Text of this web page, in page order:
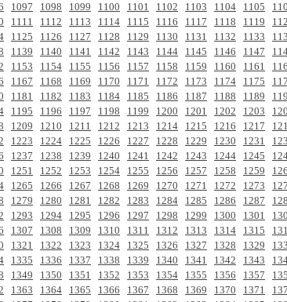
1097 1098 1099 1100 1101 1102 1103 1104 1105
1111 1112 1113 1114 1115 1116 1117 1118 1119
1125 1126 1127 1128 1129 1130 1131 1132 1133
1139 1140 1141 1142 1143 1144 1145 1146 1147
1153 1154 1155 1156 1157 1158 1159 1160 1161
1167 1168 1169 1170 1171 1172 1173 1174 1175
1181 1182 1183 1184 1185 1186 1187 1188 1189
1195 1196 1197 1198 1199 1200 1201 1202 1203
1209 1210 1211 1212 1213 1214 1215 1216 1217
1223 1224 1225 1226 1227 1228 1229 1230 1231
1237 1238 1239 1240 1241 1242 1243 1244 1245
1251 1252 1253 1254 1255 1256 1257 1258 1259
1265 1266 1267 1268 1269 1270 1271 1272 1273
1279 1280 1281 1282 1283 1284 1285 1286 1287
1293 1294 1295 1296 1297 1298 1299 1300 1301
1307 1308 1309 1310 1311 1312 1313 1314 1315
1321 1322 1323 1324 1325 1326 1327 1328 1329
1335 1336 1337 1338 1339 1340 1341 1342 1343
1349 1350 1351 1352 1353 1354 1355 1356 1357
1363 1364 1365 1366 1367 1368 1369 1370 1371